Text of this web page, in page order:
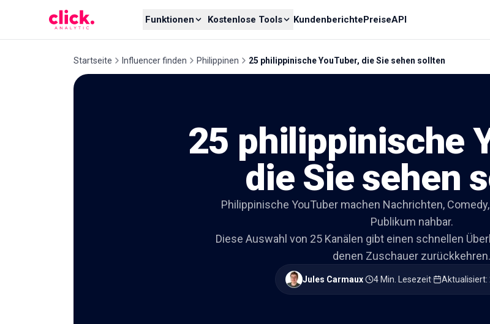
Funktionen Kostenlose Tools KundenberichtePreiseAPI
Startseite Influencer finden Philippinen 25 philippinische YouTuber, die Sie sehen sollten
25 philippinische
die Sie sehen
Philippinische YouTuber machen Nachrichten,
Publikum nahbar.
Diese Auswahl von 25 Kanälen gibt einen schnellen
denen Zuschauer zurückkehren.
Jules Carmaux· 4 Min. Lesezeit· Aktualisiert: